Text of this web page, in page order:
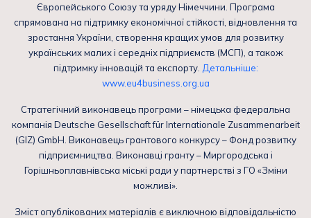
Європейського Союзу та уряду Німеччини. Програма
спрямована на підтримку економічної стійкості, відновлення та
зростання України, створення кращих умов для розвитку
українських малих і середніх підприємств (МСП), а також
підтримку інновацій та експорту. Детальніше:
www.eu4business.org.ua
Стратегічний виконавець програми – німецька федеральна
компанія Deutsche Gesellschaft für Internationale Zusammenarbeit
(GIZ) GmbH. Виконавець грантового конкурсу – Фонд розвитку
підприємництва. Виконавці гранту – Миргородська і
Горішньоплавнівська міські ради у партнерстві з ГО «Зміни
можливі».
Зміст опублікованих матеріалів є виключною відповідальністю